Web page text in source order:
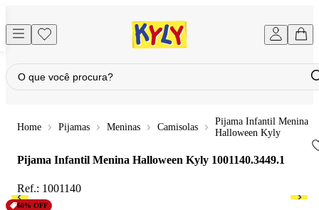
Pijamas Meninas Camisolas
Pijama Infantil Menina
Halloween Kyly
Pijama Infantil Menina Halloween Kyly 1001140.3449.1
Ref.: 1001140
60% OFF